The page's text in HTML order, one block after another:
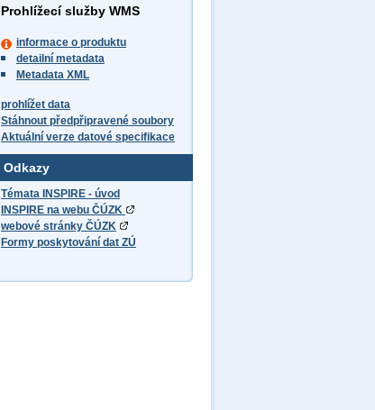
Prohlížecí služby WMS
informace o produktu
detailní metadata
Metadata XML
prohlížet data
Stáhnout předpřipravené soubory
Aktuální verze datové specifikace
Odkazy
Témata INSPIRE - úvod
INSPIRE na webu ČÚZK
webové stránky ČÚZK
Formy poskytování dat ZÚ